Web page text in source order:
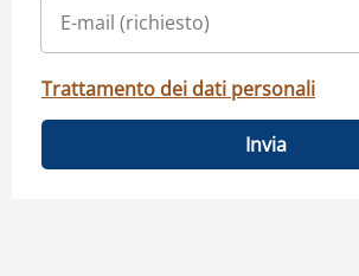
Trattamento dei dati personali
Invia